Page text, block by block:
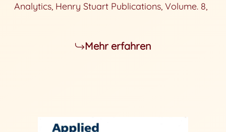
Analytics, Henry Stuart Publications, Volume. 8,
Mehr erfahren